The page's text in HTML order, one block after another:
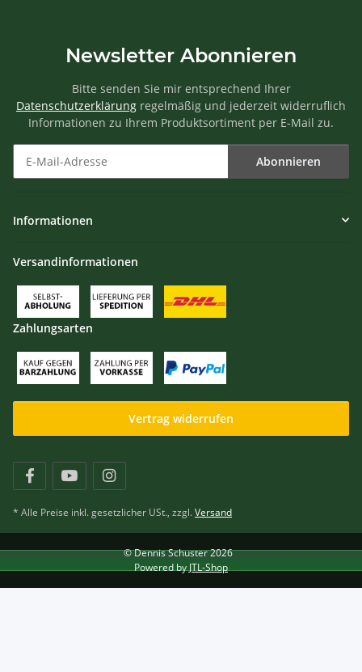
Newsletter Abonnieren
Bitte senden Sie mir entsprechend Ihrer
Datenschutzerklärung regelmäßig und jederzeit widerruflich
Informationen zu Ihrem Produktsortiment per E-Mail zu.
Abonnieren
Informationen
Versandinformationen
Zahlungsarten
Vertrag widerrufen
* Alle Preise inkl. gesetzlicher USt., zzgl.Versand
© Dennis Schuster 2026
Powered byJTL-Shop